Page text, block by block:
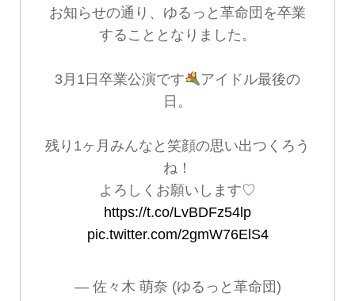
お知らせの通り、ゆるっと革命団を卒業
することとなりました。
3月1日卒業公演です
アイドル最後の
日。
残り1ヶ月みんなと笑顔の思い出つくろう
ね！
よろしくお願いします♡
https://t.co/LvBDFz54lp
pic.twitter.com/2gmW76ElS4
— 佐々木 萌奈 (ゆるっと革命団)